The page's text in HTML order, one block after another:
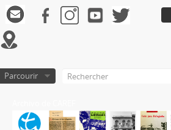
Parcourir